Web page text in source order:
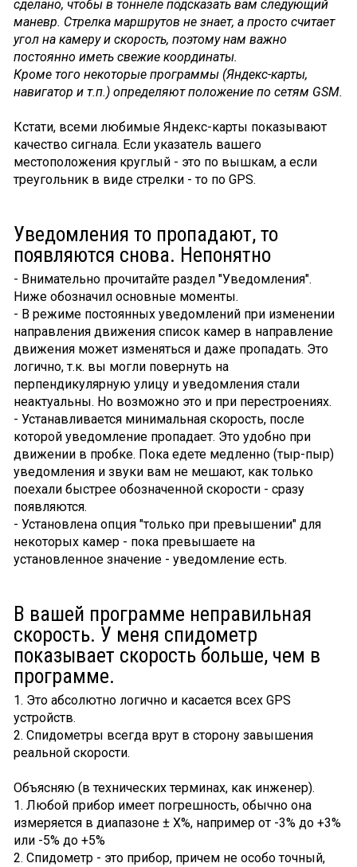
сделано, чтобы в тоннеле подсказать вам следующий
маневр. Стрелка маршрутов не знает, а просто считает
угол на камеру и скорость, поэтому нам важно
постоянно иметь свежие координаты.
Кроме того некоторые программы (Яндекс-карты,
навигатор и т.п.) определяют положение по сетям GSM.
Кстати, всеми любимые Яндекс-карты показывают
качество сигнала. Если указатель вашего
местоположения круглый - это по вышкам, а если
треугольник в виде стрелки - то по GPS.
Уведомления то пропадают, то
появляются снова. Непонятно
- Внимательно прочитайте раздел "Уведомления".
Ниже обозначил основные моменты.
- В режиме постоянных уведомлений при изменении
направления движения список камер в направление
движения может изменяться и даже пропадать. Это
логично, т.к. вы могли повернуть на
перпендикулярную улицу и уведомления стали
неактуальны. Но возможно это и при перестроениях.
- Устанавливается минимальная скорость, после
которой уведомление пропадает. Это удобно при
движении в пробке. Пока едете медленно (тыр-пыр)
уведомления и звуки вам не мешают, как только
поехали быстрее обозначенной скорости - сразу
появляются.
- Установлена опция "только при превышении" для
некоторых камер - пока превышаете на
установленное значение - уведомление есть.
В вашей программе неправильная
скорость. У меня спидометр
показывает скорость больше, чем в
программе.
1. Это абсолютно логично и касается всех GPS
устройств.
2. Спидометры всегда врут в сторону завышения
реальной скорости.
Объясняю (в технических терминах, как инженер).
1. Любой прибор имеет погрешность, обычно она
измеряется в диапазоне ± Х%, например от -3% до +3%
или -5% до +5%
2. Спидометр - это прибор, причем не особо точный,